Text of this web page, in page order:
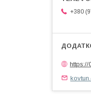
+380
https://